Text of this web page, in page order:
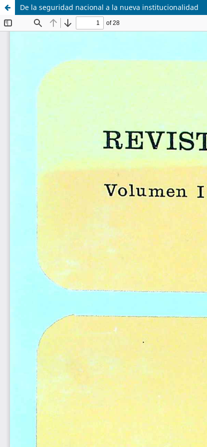
De la seguridad nacional a la nueva institucionalidad